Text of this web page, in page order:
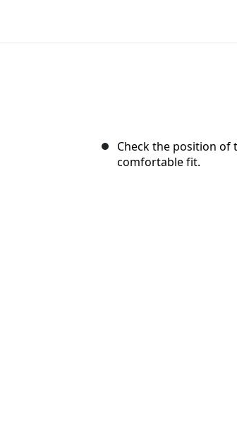
Check the position of
comfortable fit.